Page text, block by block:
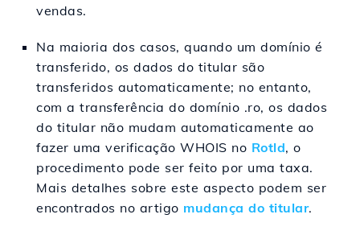
vendas.
Na maioria dos casos, quando um domínio é
transferido, os dados do titular são
transferidos automaticamente; no entanto,
com a transferência do domínio .ro, os dados
do titular não mudam automaticamente ao
fazer uma verificação WHOIS no Rotld, o
procedimento pode ser feito por uma taxa.
Mais detalhes sobre este aspecto podem ser
encontrados no artigo mudança do titular.